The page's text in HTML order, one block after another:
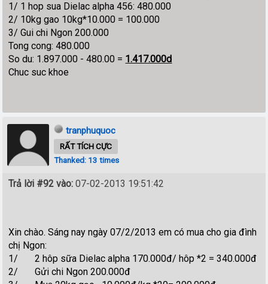
1/ 1 hop sua Dielac alpha 456: 480.000
2/ 10kg gao 10kg*10.000 = 100.000
3/ Gui chi Ngon 200.000
Tong cong: 480.000
So du: 1.897.000 - 480.00 = 1.417.000d
Chuc suc khoe
tranphuquoc
RẤT TÍCH CỰC
Thanked: 13 times
Trả lời #92 vào: 07-02-2013 19:51:42
Xin chào. Sáng nay ngày 07/2/2013 em có mua cho gia đình
chị Ngon:
1/ 2 hôp sữa Dielac alpha 170.000đ/ hôp *2 = 340.000đ
2/ Gửi chi Ngon 200.000đ